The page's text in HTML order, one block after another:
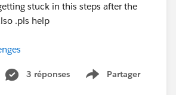
stuck in this steps after the
.pls help
3 réponses Partager
Show menu